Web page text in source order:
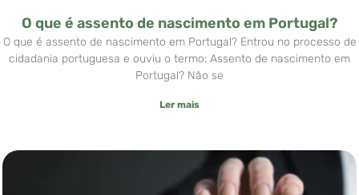
O que é assento de nascimento em Portugal?
O que é assento de nascimento em Portugal? Entrou no processo de
cidadania portuguesa e ouviu o termo: Assento de nascimento em
Portugal? Não se
Ler mais